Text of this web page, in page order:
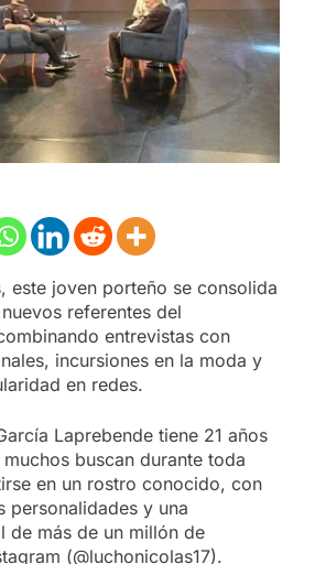
este joven porteño se consolida
referentes del
entrevistas con
incursiones en la moda y
en redes.
Laprebende tiene 21 años
buscan durante toda
en un rostro conocido, con
personalidades y una
de más de un millón de
(@luchonicolas17).